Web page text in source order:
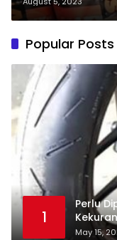
Popular Posts
1
Perlu
May 15,